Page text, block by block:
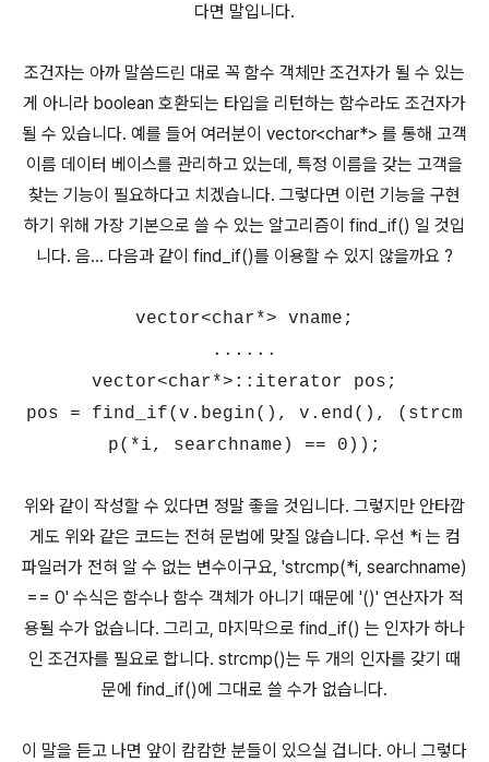
다면 말입니다.
조건자는 아까 말씀드린 대로 꼭 함수 객체만 조건자가 될 수 있는
게 아니라 boolean 호환되는 타입을 리턴하는 함수라도 조건자가
될 수 있습니다. 예를 들어 여러분이 vector<char*> 를 통해 고객
이름 데이터 베이스를 관리하고 있는데, 특정 이름을 갖는 고객을
찾는 기능이 필요하다고 치겠습니다. 그렇다면 이런 기능을 구현
하기 위해 가장 기본으로 쓸 수 있는 알고리즘이 find_if() 일 것입
니다. 음... 다음과 같이 find_if()를 이용할 수 있지 않을까요 ?
vector<char*> vname;
......
vector<char*>::iterator pos;
pos = find_if(v.begin(), v.end(), (strcm
p(*i, searchname) == 0));
위와 같이 작성할 수 있다면 정말 좋을 것입니다. 그렇지만 안타깝
게도 위와 같은 코드는 전혀 문법에 맞질 않습니다. 우선 *i 는 컴
파일러가 전혀 알 수 없는 변수이구요, 'strcmp(*i, searchname)
== 0' 수식은 함수나 함수 객체가 아니기 때문에 '()' 연산자가 적
용될 수가 없습니다. 그리고, 마지막으로 find_if() 는 인자가 하나
인 조건자를 필요로 합니다. strcmp()는 두 개의 인자를 갖기 때
문에 find_if()에 그대로 쓸 수가 없습니다.
이 말을 듣고 나면 앞이 캄캄한 분들이 있으실 겁니다. 아니 그렇다